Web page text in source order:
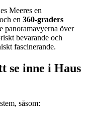
Meeres en
en 360-graders
panoramavyerna över
bevarande och
fascinerande.
se inne i Haus
såsom: